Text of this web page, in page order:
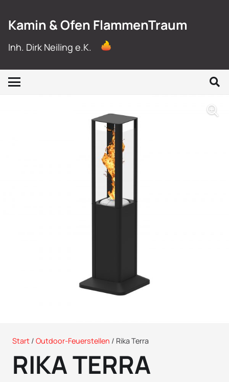
Kamin & Ofen FlammenTraum
Inh. Dirk Neiling e.K.
Start / Outdoor-Feuerstellen / Rika Terra
RIKA TERRA